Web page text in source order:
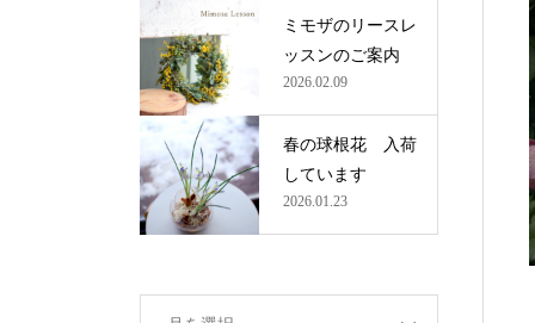
ミモザのリースレ
ッスンのご案内
2026.02.09
春の球根花 入荷
しています
2026.01.23